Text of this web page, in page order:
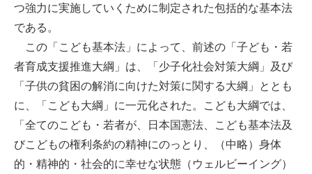
つ強力に実施していくために制定された包括的な基本法
である。
この「こども基本法」によって、前述の「子ども・若
者育成支援推進大綱」は、「少子化社会対策大綱」及び
「子供の貧困の解消に向けた対策に関する大綱」ととも
に、「こども大綱」に一元化された。こども大綱では、
「全てのこども・若者が、日本国憲法、こども基本法及
びこどもの権利条約の精神にのっとり、（中略）身体
的・精神的・社会的に幸せな状態（ウェルビーイング）